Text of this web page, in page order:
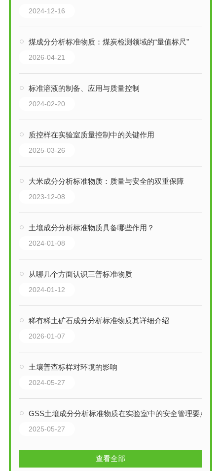
2024-12-16
煤成分分析标准物质：煤炭检测领域的“量值标尺”
2026-04-21
标准溶液的制备、应用与质量控制
2024-02-20
质控样在实验室质量控制中的关键作用
2025-03-26
大米成分分析标准物质：质量与安全的双重保障
2023-12-08
土壤成分分析标准物质具备哪些作用？
2024-01-08
从哪几个方面认识三普标准物质
2024-01-12
稀有稀土矿石成分分析标准物质其详细介绍
2026-01-07
土壤普查标样对环境的影响
2024-05-27
GSS土壤成分分析标准物质在实验室中的安全管理要点
2025-05-27
查看全部